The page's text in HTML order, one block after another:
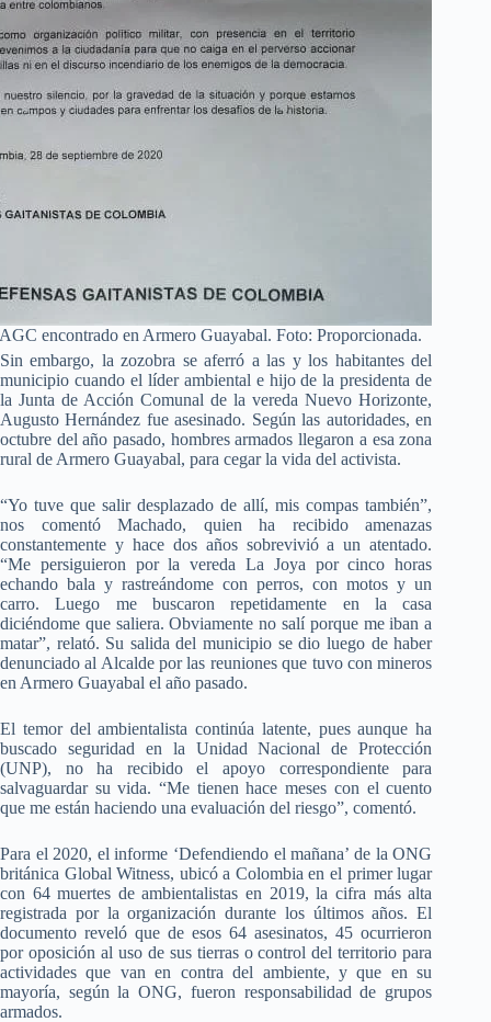
encontrado en Armero Guayabal. Foto: Proporcionada.
Sin embargo, la zozobra se aferró a las y los habitantes del
municipio cuando el líder ambiental e hijo de la presidenta de
la Junta de Acción Comunal de la vereda Nuevo Horizonte,
Augusto Hernández fue asesinado. Según las autoridades, en
octubre del año pasado, hombres armados llegaron a esa zona
rural de Armero Guayabal, para cegar la vida del activista.
“Yo tuve que salir desplazado de allí, mis compas también”,
nos comentó Machado, quien ha recibido amenazas
constantemente y hace dos años sobrevivió a un atentado.
“Me persiguieron por la vereda La Joya por cinco horas
echando bala y rastreándome con perros, con motos y un
carro. Luego me buscaron repetidamente en la casa
diciéndome que saliera. Obviamente no salí porque me iban a
matar”, relató. Su salida del municipio se dio luego de haber
denunciado al Alcalde por las reuniones que tuvo con mineros
en Armero Guayabal el año pasado.
El temor del ambientalista continúa latente, pues aunque ha
buscado seguridad en la Unidad Nacional de Protección
(UNP), no ha recibido el apoyo correspondiente para
salvaguardar su vida. “Me tienen hace meses con el cuento
que me están haciendo una evaluación del riesgo”, comentó.
Para el 2020, el informe ‘Defendiendo el mañana’ de la ONG
británica Global Witness, ubicó a Colombia en el primer lugar
con 64 muertes de ambientalistas en 2019, la cifra más alta
registrada por la organización durante los últimos años. El
documento reveló que de esos 64 asesinatos, 45 ocurrieron
por oposición al uso de sus tierras o control del territorio para
actividades que van en contra del ambiente, y que en su
mayoría, según la ONG, fueron responsabilidad de grupos
armados.